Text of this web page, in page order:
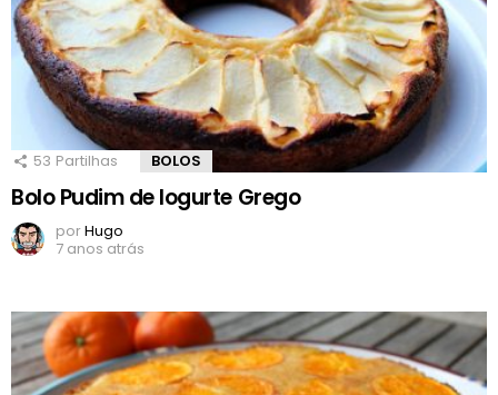
53 Partilhas BOLOS
Bolo Pudim de Iogurte Grego
porHugo
7 anos atrás